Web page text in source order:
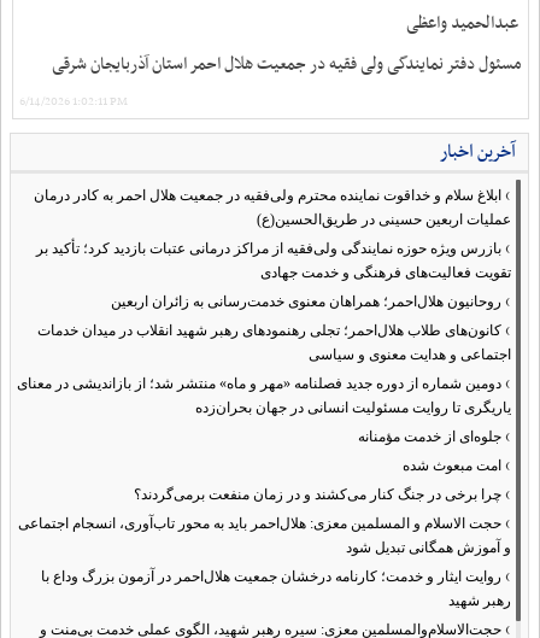
عبدالحمید واعظی
مسئول دفتر نمایندگی ولی فقیه در جمعیت هلال احمر استان آذربایجان شرقی
6/14/2026 1:02:11 PM
آخرین اخبار
› ابلاغ سلام و خداقوت نماینده محترم ولی‌فقیه در جمعیت هلال احمر به کادر درمان
عملیات اربعین حسینی در طریق‌الحسین(ع)
› بازرس ویژه حوزه نمایندگی ولی‌فقیه از مراکز درمانی عتبات بازدید کرد؛ تأکید بر
تقویت فعالیت‌های فرهنگی و خدمت جهادی
› روحانیون هلال‌احمر؛ همراهان معنوی خدمت‌رسانی به زائران اربعین
› کانون‌های طلاب هلال‌احمر؛ تجلی رهنمودهای رهبر شهید انقلاب در میدان خدمات
اجتماعی و هدایت معنوی و سیاسی
› دومین شماره از دوره جدید فصلنامه «مهر و ماه» منتشر شد؛ از بازاندیشی در معنای
یاریگری تا روایت مسئولیت انسانی در جهان بحران‌زده
› جلوه‌ای از خدمت مؤمنانه
› امت مبعوث شده
› چرا برخی در جنگ کنار می‌کشند و در زمان منفعت برمی‌گردند؟
› حجت الاسلام و المسلمین معزی: هلال‌احمر باید به محور تاب‌آوری، انسجام اجتماعی
و آموزش همگانی تبدیل شود
› روایت ایثار و خدمت؛ کارنامه درخشان جمعیت هلال‌احمر در آزمون بزرگ وداع با
رهبر شهید
› حجت‌الاسلام‌والمسلمین معزی: سیره رهبر شهید، الگوی عملی خدمت بی‌منت و